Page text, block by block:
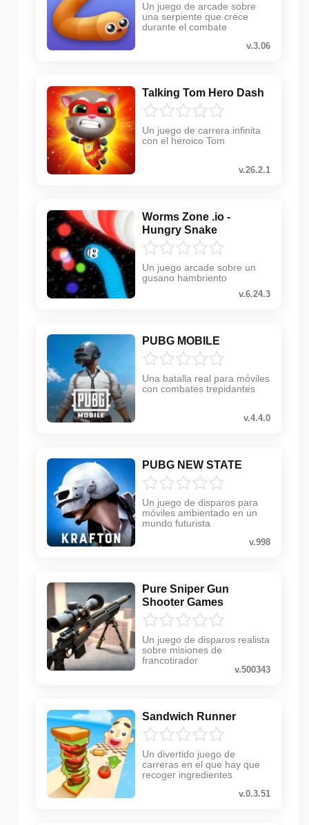
Un juego de arcade sobre
una serpiente que crece
durante el combate
v.3.06
Talking Tom Hero Dash
Un juego de carrera infinita
con el heroico Tom
v.26.2.1
Worms Zone .io -
Hungry Snake
Un juego arcade sobre un
gusano hambriento
v.6.24.3
PUBG MOBILE
Una batalla real para móviles
con combates trepidantes
v.4.4.0
PUBG NEW STATE
Un juego de disparos para
móviles ambientado en un
mundo futurista
v.998
Pure Sniper Gun
Shooter Games
Un juego de disparos realista
sobre misiones de
francotirador
v.500343
Sandwich Runner
Un divertido juego de
carreras en el que hay que
recoger ingredientes
v.0.3.51